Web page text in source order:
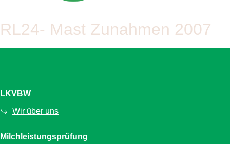
RL24- Mast Zunahmen 2007
LKVBW
Wir über uns
Milchleistungsprüfung